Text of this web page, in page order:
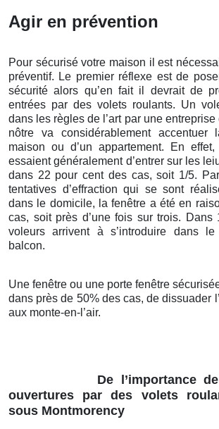
Agir en prévention
Pour sécurisé votre maison il est
préventif. Le premier réflexe est de
sécurité alors qu’en fait il devrait de
entrées par des volets roulants. Un
dans les règles de l’art par une
nôtre va considérablement accentuer
maison ou d’un appartement. En
essaient généralement d’entrer sur les
dans 22 pour cent des cas, soit 1/5.
tentatives d’effraction qui se sont
dans le domicile, la fenêtre a été en
cas, soit près d’une fois sur trois. Dans
voleurs arrivent à s’introduire dans
balcon.
Une fenêtre ou une porte fenêtre
dans près de 50% des cas, de dissuader
aux monte-en-l’air.
De l’importance de
ouvertures par des volets
sous Montmorency